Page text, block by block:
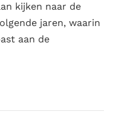
kijken naar de
jaren, waarin
aan de